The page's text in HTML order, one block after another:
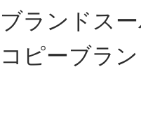
ブランドス
コピーブラ